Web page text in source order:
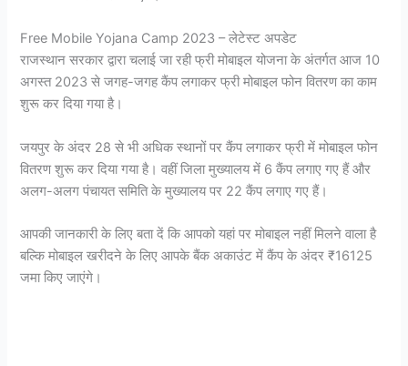
Free Mobile Yojana Camp 2023 – लेटेस्ट अपडेट
राजस्थान सरकार द्वारा चलाई जा रही फ्री मोबाइल योजना के अंतर्गत आज 10
अगस्त 2023 से जगह-जगह कैंप लगाकर फ्री मोबाइल फोन वितरण का काम
शुरू कर दिया गया है।
जयपुर के अंदर 28 से भी अधिक स्थानों पर कैंप लगाकर फ्री में मोबाइल फोन
वितरण शुरू कर दिया गया है। वहीं जिला मुख्यालय में 6 कैंप लगाए गए हैं और
अलग-अलग पंचायत समिति के मुख्यालय पर 22 कैंप लगाए गए हैं।
आपकी जानकारी के लिए बता दें कि आपको यहां पर मोबाइल नहीं मिलने वाला है
बल्कि मोबाइल खरीदने के लिए आपके बैंक अकाउंट में कैंप के अंदर ₹16125
जमा किए जाएंगे।